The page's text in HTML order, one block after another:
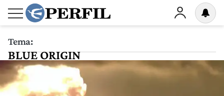
Tema:
BLUE ORIGIN